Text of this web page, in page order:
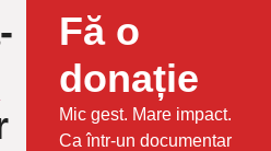
Fă o
donație
Mic gest. Mare impact.
Ca într-un documentar